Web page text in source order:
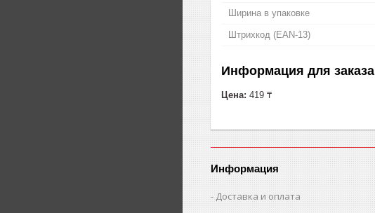
Ширина в упаковке
Штрихкод (EAN-13)
Информация для заказа
Цена: 419 ₸
Информация
Доставка и оплата